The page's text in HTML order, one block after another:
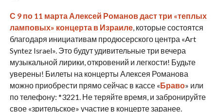
С 9 по 11 марта Алексей Романов даст три «теплых
ламповых» концерта в Израиле, которые состоятся
благодаря инициативам продюсерского центра «Art
Syntez Israel». Это будут удивительные три вечера
музыкальной лирики, откровений и легкости! Будьте
уверены! Билеты на концерты Алексея Романова
можно приобрести прямо сейчас в кассе «Браво» или
по телефону: *3221. Не теряйте время, и забронируйте
свое «зрительское» участие в концерте заранее.